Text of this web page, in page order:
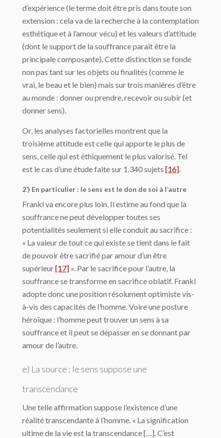
d’expérience (le terme doit être pris dans toute son
extension : cela va de la recherche à la contemplation
esthétique et à l’amour vécu) et les valeurs d’attitude
(dont le support de la souffrance paraît être la
principale composante). Cette distinction se fonde
non pas tant sur les objets ou finalités (comme le
vrai, le beau et le bien) mais sur trois manières d’être
au monde : donner ou prendre, recevoir ou subir (et
donner sens).
Or, les analyses factorielles montrent que la
troisième attitude est celle qui apporte le plus de
sens, celle qui est éthiquement le plus valorisé. Tel
est le cas d’une étude faite sur 1.340 sujets [16].
2’) En particulier : le sens est le don de soi à l’autre
Frankl va encore plus loin. Il estime au fond que la
souffrance ne peut développer toutes ses
potentialités seulement si elle conduit au sacrifice :
« La valeur de tout ce qui existe se tient dans le fait
de pouvoir être sacrifié par amour d’un être
supérieur[17] ». Par le sacrifice pour l’autre, la
souffrance se transforme en sacrifice oblatif. Frankl
adopte donc une position résolument optimiste vis-
à-vis des capacités de l’homme. Voire une posture
héroïque : l’homme peut trouver un sens à sa
souffrance et il peut se dépasser en se donnant par
amour de l’autre.
e) La source : le sens suppose une
transcendance
Une telle affirmation suppose l’existence d’une
réalité transcendante à l’homme. « La signification
ultime de la vie est la transcendance […]. C’est